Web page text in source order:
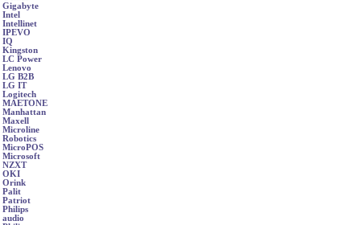
Gigabyte
Intel
Intellinet
IPEVO
IQ
Kingston
LC Power
Lenovo
LG B2B
LG IT
Logitech
MAETONE
Manhattan
Maxell
Microline
Robotics
MicroPOS
Microsoft
NZXT
OKI
Orink
Palit
Patriot
Philips
audio